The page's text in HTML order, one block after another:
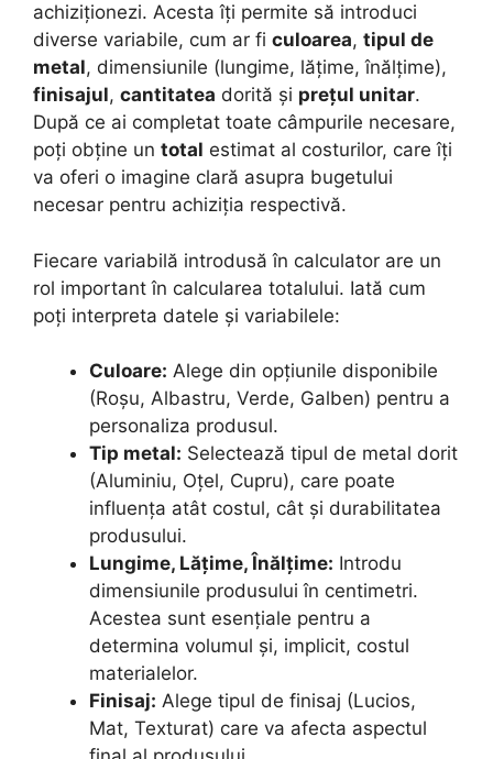
achiziționezi. Acesta îți permite să introduci
diverse variabile, cum ar fi culoarea, tipul de
metal, dimensiunile (lungime, lățime, înălțime),
finisajul, cantitatea dorită și prețul unitar.
După ce ai completat toate câmpurile necesare,
poți obține un total estimat al costurilor, care îți
va oferi o imagine clară asupra bugetului
necesar pentru achiziția respectivă.
Fiecare variabilă introdusă în calculator are un
rol important în calcularea totalului. Iată cum
poți interpreta datele și variabilele:
Culoare: Alege din opțiunile disponibile
(Roșu, Albastru, Verde, Galben) pentru a
personaliza produsul.
Tip metal: Selectează tipul de metal dorit
(Aluminiu, Oțel, Cupru), care poate
influența atât costul, cât și durabilitatea
produsului.
Lungime, Lățime, Înălțime: Introdu
dimensiunile produsului în centimetri.
Acestea sunt esențiale pentru a
determina volumul și, implicit, costul
materialelor.
Finisaj: Alege tipul de finisaj (Lucios,
Mat, Texturat) care va afecta aspectul